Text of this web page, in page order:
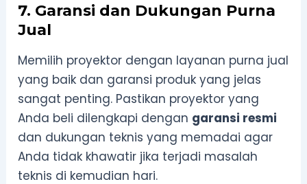
7. Garansi dan Dukungan Purna
Jual
Memilih proyektor dengan layanan purna jual
yang baik dan garansi produk yang jelas
sangat penting. Pastikan proyektor yang
Anda beli dilengkapi dengan garansi resmi
dan dukungan teknis yang memadai agar
Anda tidak khawatir jika terjadi masalah
teknis di kemudian hari.